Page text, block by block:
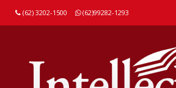
(62) 3202-1500 (62)99282-1293